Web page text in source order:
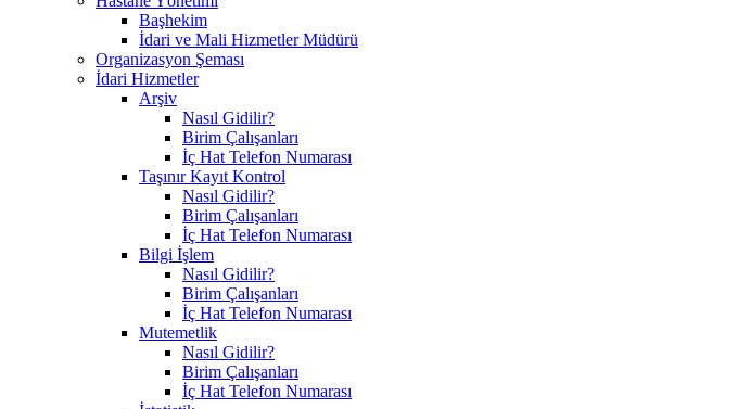
Başhekim
İdari ve Mali Hizmetler Müdürü
Organizasyon Şeması
İdari Hizmetler
Arşiv
Nasıl Gidilir?
Birim Çalışanları
İç Hat Telefon Numarası
Taşınır Kayıt Kontrol
Nasıl Gidilir?
Birim Çalışanları
İç Hat Telefon Numarası
Bilgi İşlem
Nasıl Gidilir?
Birim Çalışanları
İç Hat Telefon Numarası
Mutemetlik
Nasıl Gidilir?
Birim Çalışanları
İç Hat Telefon Numarası